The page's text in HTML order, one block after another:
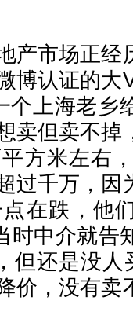
产市场正经
博认证的大
个上海老乡
卖但卖不掉
方米左右
过千万，因
在跌，他
时中介就告
但还是没人
价，没有卖